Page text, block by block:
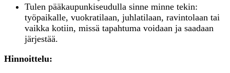
Tulen pääkaupunkiseudulla sinne minne tekin:
työpaikalle, vuokratilaan, juhlatilaan, ravintolaan tai
vaikka kotiin, missä tapahtuma voidaan ja saadaan
järjestää.
Hinnoittelu: